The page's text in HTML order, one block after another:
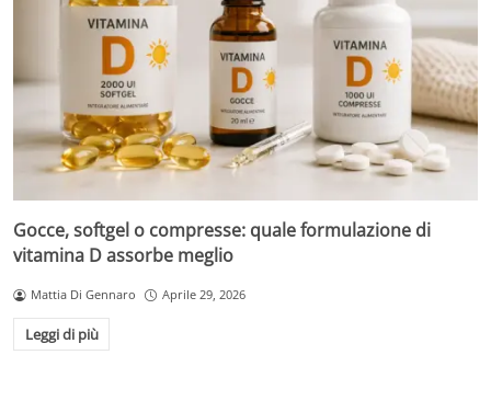
Gocce, softgel o compresse: quale formulazione di
vitamina D assorbe meglio
Mattia Di Gennaro Aprile 29, 2026
Leggi di più